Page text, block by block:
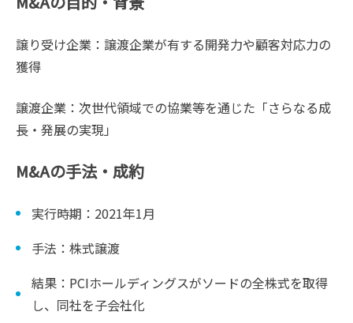
譲り受け企業：譲渡企業が有する開発力や顧客対応力の
獲得
譲渡企業：次世代領域での協業等を通じた「さらなる成
長・発展の実現」
M&Aの手法・成約
実行時期：2021年1月
手法：株式譲渡
結果：PCIホールディングスがソードの全株式を取得
し、同社を子会社化